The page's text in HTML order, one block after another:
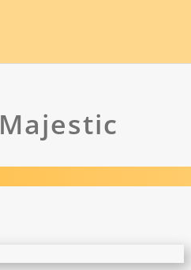
Majestic